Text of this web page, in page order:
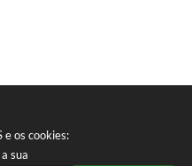
e os cookies:
sua